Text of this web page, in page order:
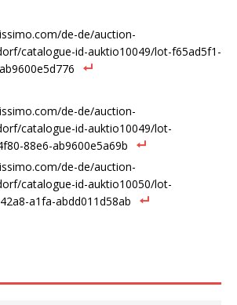
de-de/auction-
catalogue-id-auktio10049/lot-f65ad5f1-
de-de/auction-
catalogue-id-auktio10049/lot-
88e6-ab9600e5a69b
de-de/auction-
catalogue-id-auktio10050/lot-
a1fa-abdd011d58ab